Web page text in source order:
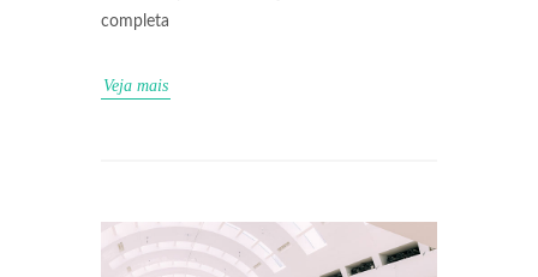
completa
Veja mais